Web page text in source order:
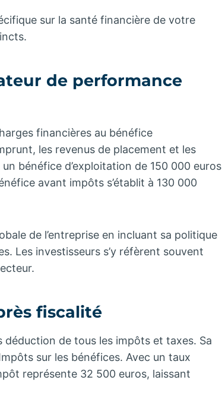
sur la santé financière de votre
de performance
financières au bénéfice
les revenus de placement et les
bénéfice d’exploitation de 150 000 euros
avant impôts s’établit à 130 000
de l’entreprise en incluant sa politique
Les investisseurs s’y réfèrent souvent
fiscalité
de tous les impôts et taxes. Sa
sur les bénéfices. Avec un taux
représente 32 500 euros, laissant